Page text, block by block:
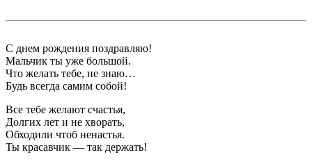
С днем рождения поздравляю!
Мальчик ты уже большой.
Что желать тебе, не знаю…
Будь всегда самим собой!
Все тебе желают счастья,
Долгих лет и не хворать,
Обходили чтоб ненастья.
Ты красавчик — так держать!